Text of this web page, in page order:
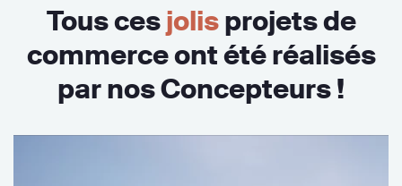
Tous cesjolisprojets de
commerce ont été réalisés
par nos Concepteurs !